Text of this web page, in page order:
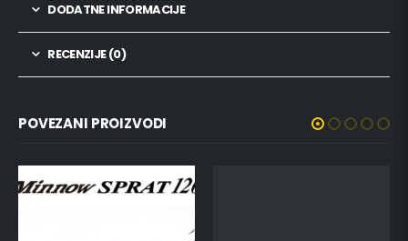
DODATNE INFORMACIJE
RECENZIJE (0)
POVEZANI PROIZVODI